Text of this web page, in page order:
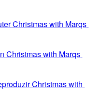
Christmas with Marqs
Christmas with Marqs
Christmas with